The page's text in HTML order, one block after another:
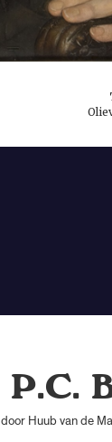
P.C.
door Huub van de